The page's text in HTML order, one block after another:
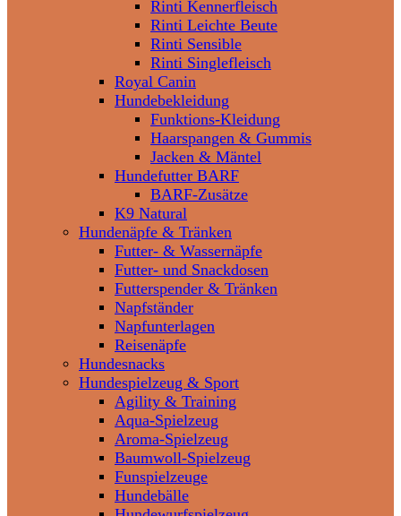
Rinti Kennerfleisch
Rinti Leichte Beute
Rinti Sensible
Rinti Singlefleisch
Royal Canin
Hundebekleidung
Funktions-Kleidung
Haarspangen & Gummis
Jacken & Mäntel
Hundefutter BARF
BARF-Zusätze
K9 Natural
Hundenäpfe & Tränken
Futter- & Wassernäpfe
Futter- und Snackdosen
Futterspender & Tränken
Napfständer
Napfunterlagen
Reisenäpfe
Hundesnacks
Hundespielzeug & Sport
Agility & Training
Aqua-Spielzeug
Aroma-Spielzeug
Baumwoll-Spielzeug
Funspielzeuge
Hundebälle